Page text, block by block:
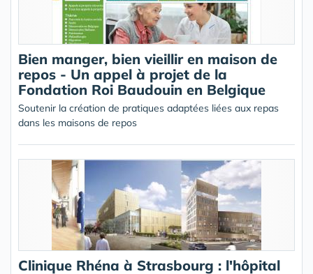
Bien manger, bien vieillir en maison de
repos - Un appel à projet de la
Fondation Roi Baudouin en Belgique
Soutenir la création de pratiques adaptées liées aux repas
dans les maisons de repos
Clinique Rhéna à Strasbourg : l'hôpital